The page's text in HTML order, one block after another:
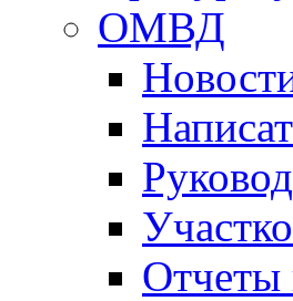
ОМВД
Отчеты